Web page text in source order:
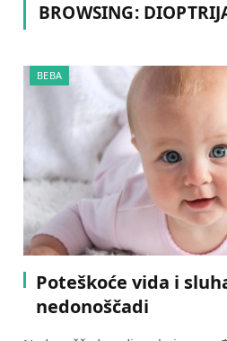
BROWSING:
BEBA
Poteškoće vida i
nedonoščadi